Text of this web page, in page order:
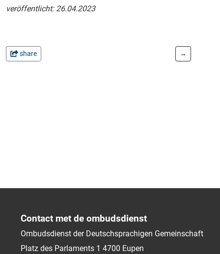
veröffentlicht: 26.04.2023
share →
Contact met de ombudsdienst
Ombudsdienst der Deutschsprachigen Gemeinschaft
Platz des Parlaments 1 4700 Eupen